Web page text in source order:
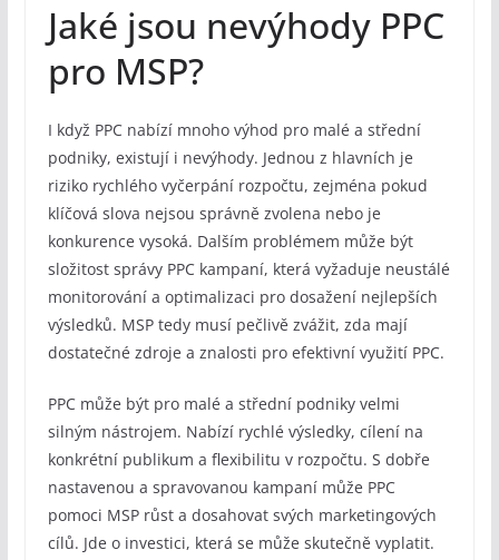
Jaké jsou nevýhody PPC
pro MSP?
I když PPC nabízí mnoho výhod pro malé a střední
podniky, existují i nevýhody. Jednou z hlavních je
riziko rychlého vyčerpání rozpočtu, zejména pokud
klíčová slova nejsou správně zvolena nebo je
konkurence vysoká. Dalším problémem může být
složitost správy PPC kampaní, která vyžaduje neustálé
monitorování a optimalizaci pro dosažení nejlepších
výsledků. MSP tedy musí pečlivě zvážit, zda mají
dostatečné zdroje a znalosti pro efektivní využití PPC.
PPC může být pro malé a střední podniky velmi
silným nástrojem. Nabízí rychlé výsledky, cílení na
konkrétní publikum a flexibilitu v rozpočtu. S dobře
nastavenou a spravovanou kampaní může PPC
pomoci MSP růst a dosahovat svých marketingových
cílů. Jde o investici, která se může skutečně vyplatit.